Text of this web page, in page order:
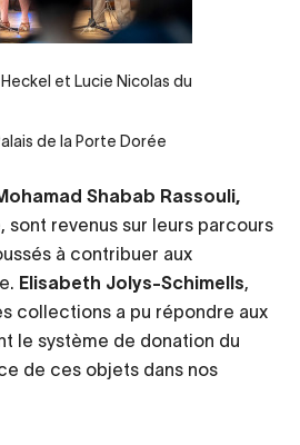
et Lucie Nicolas du
de la Porte Dorée
Shabab Rassouli,
sont revenus sur leurs parcours
à contribuer aux
Elisabeth Jolys-Schimells,
collections a pu répondre aux
le système de donation du
de ces objets dans nos